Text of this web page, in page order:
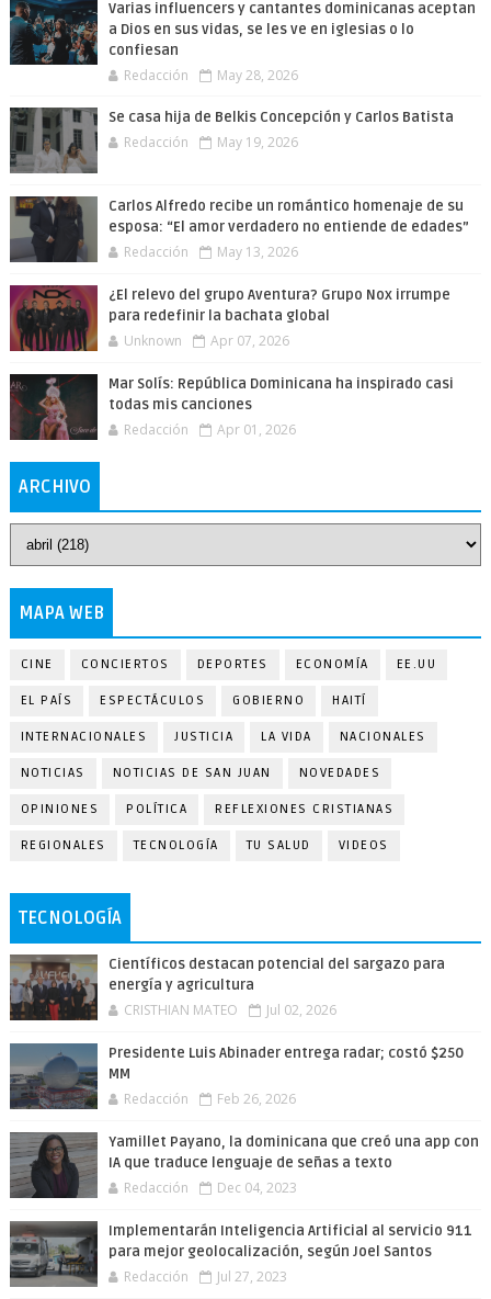
Varias influencers y cantantes dominicanas aceptan
a Dios en sus vidas, se les ve en iglesias o lo
confiesan
Redacción May 28, 2026
Se casa hija de Belkis Concepción y Carlos Batista
Redacción May 19, 2026
Carlos Alfredo recibe un romántico homenaje de su
esposa: “El amor verdadero no entiende de edades”
Redacción May 13, 2026
¿El relevo del grupo Aventura? Grupo Nox irrumpe
para redefinir la bachata global
Unknown Apr 07, 2026
Mar Solís: República Dominicana ha inspirado casi
todas mis canciones
Redacción Apr 01, 2026
ARCHIVO
MAPA WEB
CINE CONCIERTOS DEPORTES ECONOMÍA EE.UU
EL PAÍS ESPECTÁCULOS GOBIERNO HAITÍ
INTERNACIONALES JUSTICIA LA VIDA NACIONALES
NOTICIAS NOTICIAS DE SAN JUAN NOVEDADES
OPINIONES POLÍTICA REFLEXIONES CRISTIANAS
REGIONALES TECNOLOGÍA TU SALUD VIDEOS
TECNOLOGÍA
Científicos destacan potencial del sargazo para
energía y agricultura
CRISTHIAN MATEO Jul 02, 2026
Presidente Luis Abinader entrega radar; costó $250
MM
Redacción Feb 26, 2026
Yamillet Payano, la dominicana que creó una app con
IA que traduce lenguaje de señas a texto
Redacción Dec 04, 2023
Implementarán Inteligencia Artificial al servicio 911
para mejor geolocalización, según Joel Santos
Redacción Jul 27, 2023